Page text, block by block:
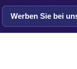
Werben Sie bei